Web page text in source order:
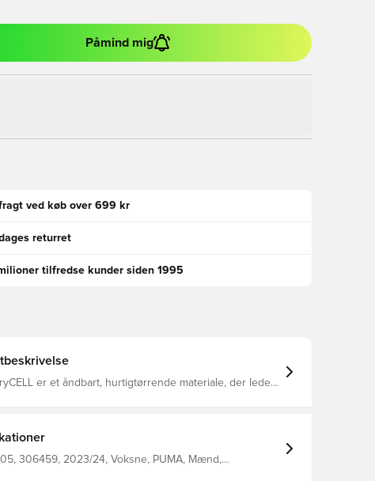
Påmind mig
ved køb over 699 kr
returret
tilfredse kunder siden 1995
er et åndbart, hurtigtørrende materiale, der leder
306459, 2023/24, Voksne, PUMA, Mænd,